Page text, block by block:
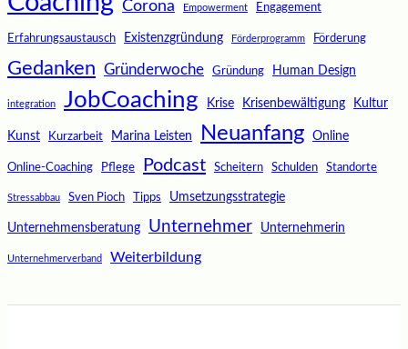
Corona Empowerment Engagement
Erfahrungsaustausch Existenzgründung Förderprogramm Förderung
Gedanken Gründerwoche Gründung Human Design
integration JobCoaching Krise Krisenbewältigung Kultur
Kunst Kurzarbeit Marina Leisten Neuanfang Online
Online-Coaching Pflege Podcast Scheitern Schulden Standorte
Stressabbau Sven Pioch Tipps Umsetzungsstrategie
Unternehmensberatung Unternehmer Unternehmerin
Unternehmerverband Weiterbildung